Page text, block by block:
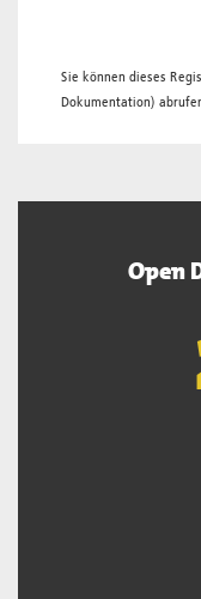
Sie können dieses
Dokumentation)
Open